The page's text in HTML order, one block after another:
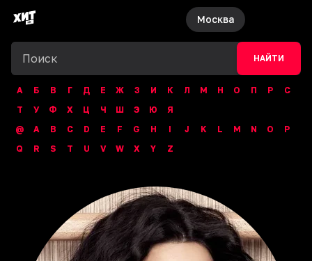
Москва
НАЙТИ
А Б В Г Д Е Ж З И К Л М Н О П Р
С
Т
У Ф Х Ц Ч Ш Э Ю
Я
@
A B C D E F G H I J K L M N O
P
Q
R S T U V W X Y Z